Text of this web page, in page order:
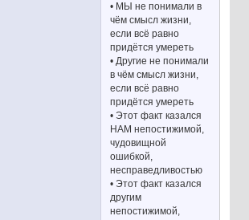
• МЫ не понимали в
чём смысл жизни,
если всё равно
придётся умереть
• Другие не понимали
в чём смысл жизни,
если всё равно
придётся умереть
• Этот факт казался
НАМ непостижимой,
чудовищной
ошибкой,
несправедливостью
• Этот факт казался
другим
непостижимой,